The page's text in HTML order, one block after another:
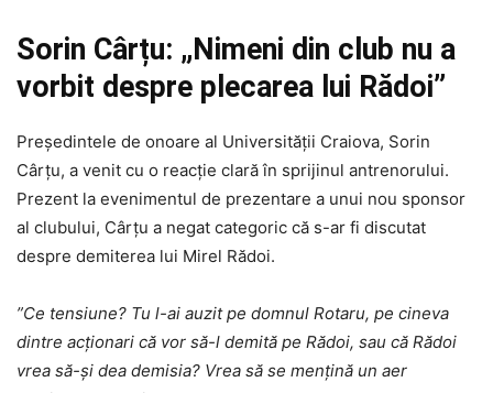
Sorin Cârțu: „Nimeni din club nu a
vorbit despre plecarea lui Rădoi”
Președintele de onoare al Universității Craiova, Sorin
Cârțu, a venit cu o reacție clară în sprijinul antrenorului.
Prezent la evenimentul de prezentare a unui nou sponsor
al clubului, Cârțu a negat categoric că s-ar fi discutat
despre demiterea lui Mirel Rădoi.
”Ce tensiune? Tu l-ai auzit pe domnul Rotaru, pe cineva
dintre acționari că vor să-l demită pe Rădoi, sau că Rădoi
vrea să-și dea demisia? Vrea să se mențină un aer